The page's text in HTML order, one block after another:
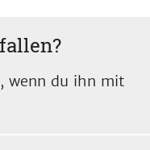
wenn du ihn mit